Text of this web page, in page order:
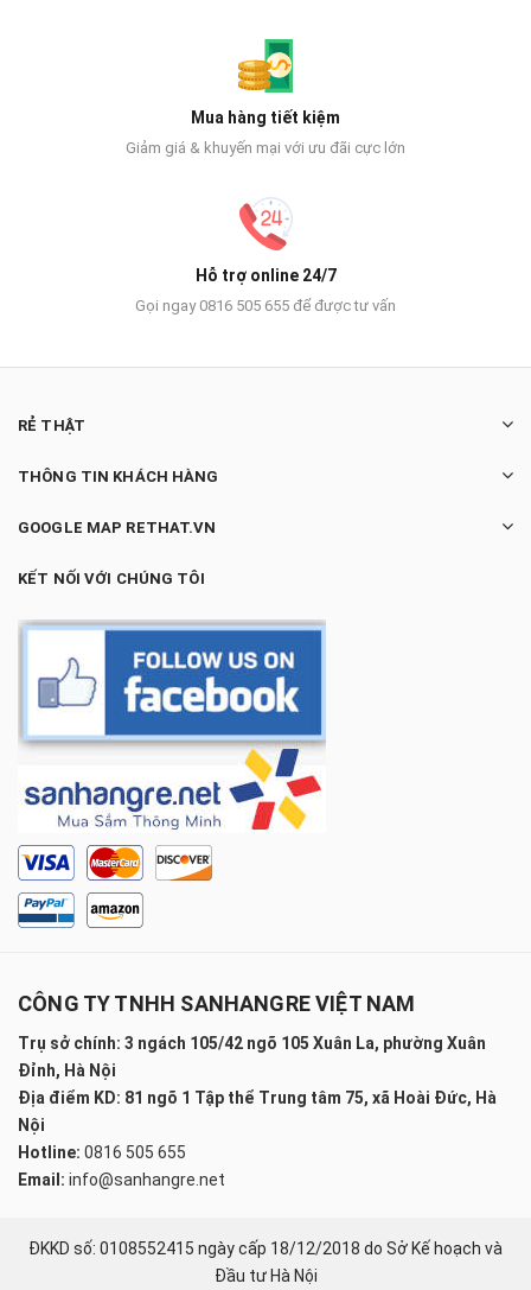
Mua hàng tiết kiệm
Giảm giá & khuyến mại với ưu đãi cực lớn
Hỗ trợ online 24/7
Gọi ngay 0816 505 655 để được tư vấn
RẺ THẬT
THÔNG TIN KHÁCH HÀNG
GOOGLE MAP RETHAT.VN
KẾT NỐI VỚI CHÚNG TÔI
CÔNG TY TNHH SANHANGRE VIỆT NAM
Trụ sở chính: 3 ngách 105/42 ngõ 105 Xuân La, phường Xuân
Đỉnh, Hà Nội
Địa điểm KD: 81 ngõ 1 Tập thể Trung tâm 75, xã Hoài Đức, Hà
Nội
Hotline: 0816 505 655
Email: info@sanhangre.net
ĐKKD số: 0108552415 ngày cấp 18/12/2018 do Sở Kế hoạch và
Đầu tư Hà Nội